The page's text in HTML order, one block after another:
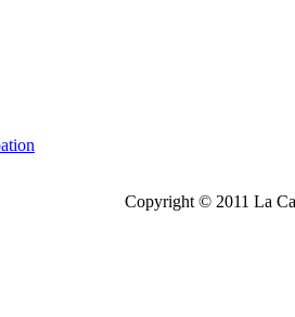
Copyright © 2011 La